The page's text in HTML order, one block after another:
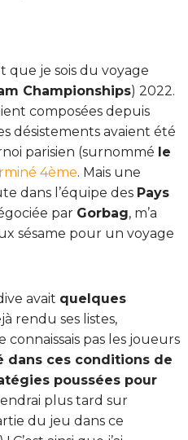
que je sois du voyage
Championships) 2022.
composées depuis
désistements avaient été
parisien (surnommé le
4ème. Mais une
dans l’équipe des Pays
par Gorbag, m’a
sésame pour un voyage
avait quelques
rendu ses listes,
connaissais pas les joueurs
dans ces conditions de
poussées pour
plus tard sur
du jeu dans ce